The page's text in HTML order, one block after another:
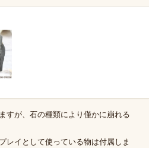
すが、石の種類により僅かに崩れる
レイとして使っている物は付属しま